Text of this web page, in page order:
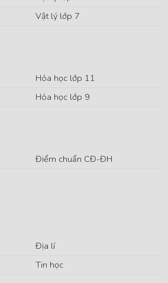
Vật lý lớp 7
Hóa học lớp 11
Hóa học lớp 9
Điểm chuẩn CĐ-ĐH
Địa lí
Tin học